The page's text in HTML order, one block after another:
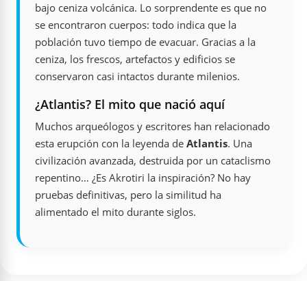
bajo ceniza volcánica. Lo sorprendente es que no
se encontraron cuerpos: todo indica que la
población tuvo tiempo de evacuar. Gracias a la
ceniza, los frescos, artefactos y edificios se
conservaron casi intactos durante milenios.
¿Atlantis? El mito que nació aquí
Muchos arqueólogos y escritores han relacionado
esta erupción con la leyenda deAtlantis. Una
civilización avanzada, destruida por un cataclismo
repentino… ¿Es Akrotiri la inspiración? No hay
pruebas definitivas, pero la similitud ha
alimentado el mito durante siglos.